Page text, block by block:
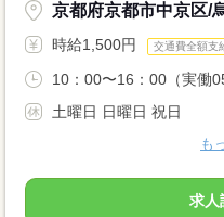
京都府京都市中京区/
時給1,500円 交通費全額支
10：00〜16：00（実働
土曜日 日曜日 祝日
も
求人